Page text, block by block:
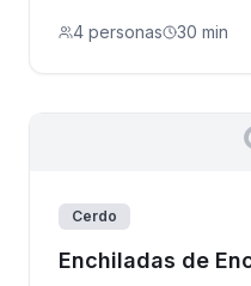
4 personas
30 min
Cerdo
Enchiladas de